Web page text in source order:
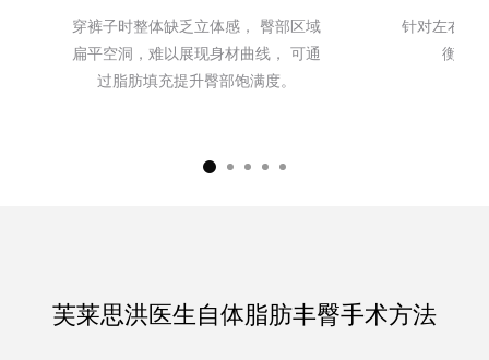
真实模特招募
咨询/预约
穿裤子时整体缺乏立体感，
臀部区域
扁平空洞，难以展现身材曲线， 可通
过脂肪填充提升臀部饱满度。
针对左右臀
衡，
芙莱思洪医生自体脂肪丰臀手术方法